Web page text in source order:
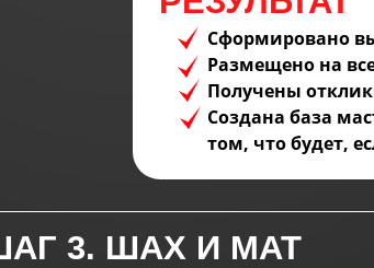
Сформировано
Размещено на
Получены
Создана база
том, что будет,
3. ШАХ И МАТ